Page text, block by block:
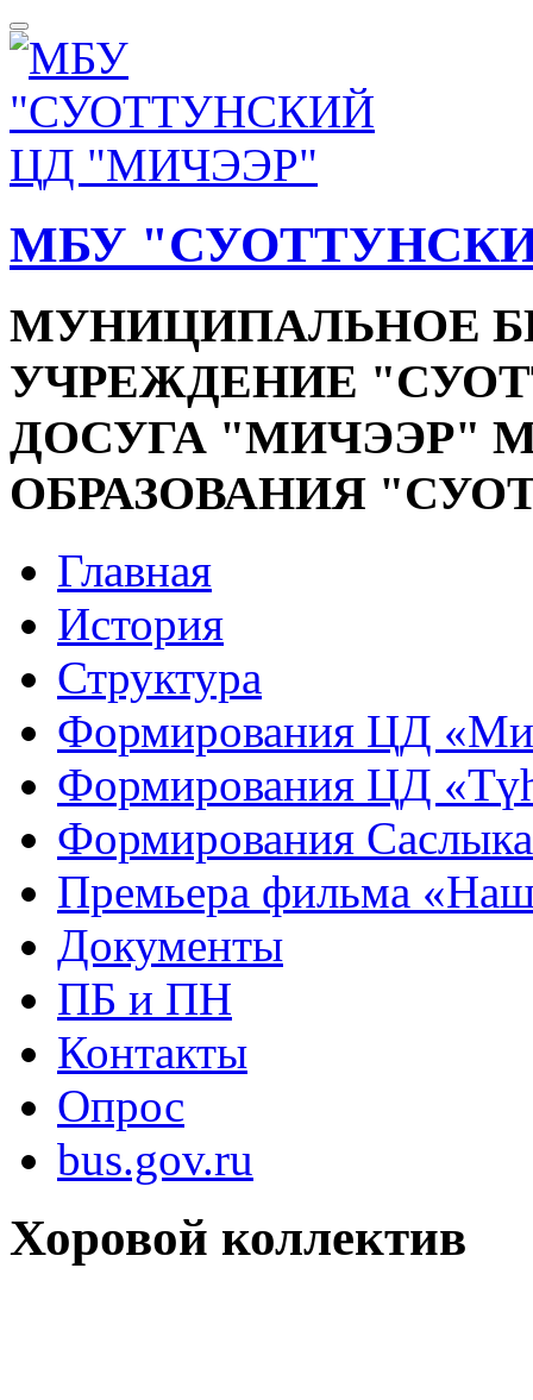
МБУ
МУНИЦИПАЛЬНОЕ
УЧРЕЖДЕНИЕ
ДОСУГА "МИЧЭЭР"
ОБРАЗОВАНИЯ
Главная
История
Структура
Формирования ЦД
Формирования ЦД
Формирования
Премьера фильма
Документы
ПБ и ПН
Контакты
Опрос
bus.gov.ru
Хоровой коллектив